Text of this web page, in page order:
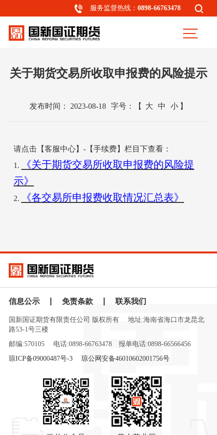
服务监督热线：0898-66763478
关于期货交易所收取申报费的风险提示
发布时间： 2023-08-18 字号： 【 大 中 小 】
请点击【客服中心】-【手续费】栏目下查看：
1.
《关于期货交易所收取申报费的风险提
示》
2. 《各交易所申报费收取情况汇总表》
信息公示 免责条款 联系我们
国新国证期货有限责任公司 版权所有
地址:海南省海口市龙昆北
路53-1号三楼
邮编:570105
电话:0898-66763478
报单电话:0898-66566456
琼ICP备09000487号-3
琼公网安备46010602001756号